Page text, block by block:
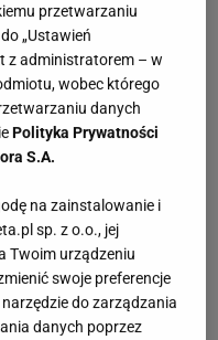
przetwarzaniu
„Ustawień
z administratorem – w
wobec którego
danych
Polityka Prywatności
S.A.
na zainstalowanie i
sp. z o.o., jej
Twoim urządzeniu
swoje preferencje
do zarządzania
danych poprzez